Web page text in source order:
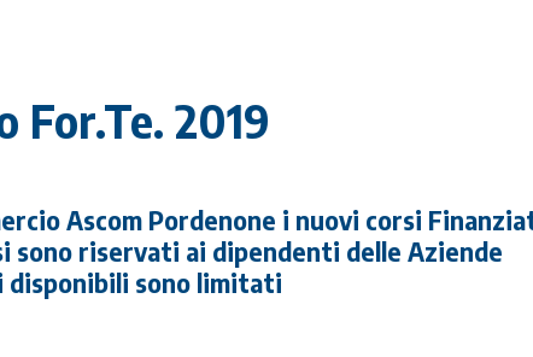
For.Te. 2019
Ascom Pordenone i nuovi corsi
sono riservati ai dipendenti delle Aziende
disponibili sono limitati